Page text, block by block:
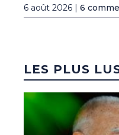
6 août 2026 | 6
LES PLUS